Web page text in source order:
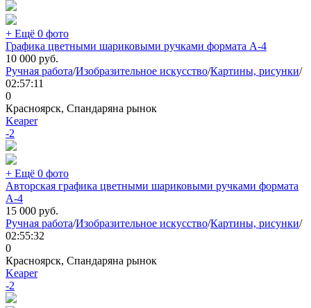
+ Ещё 0 фото
Графика цветными шариковыми ручками формата А-4
10 000 руб.
Ручная работа/Изобразительное искусство/Картины, рисунки/
02:57:11
0
Красноярск, Спандаряна рынок
Keaper
-2
+ Ещё 0 фото
Авторская графика цветными шариковыми ручками формата
А-4
15 000 руб.
Ручная работа/Изобразительное искусство/Картины, рисунки/
02:55:32
0
Красноярск, Спандаряна рынок
Keaper
-2